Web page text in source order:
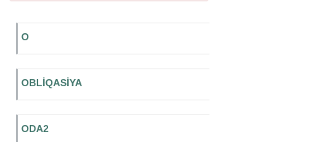
O
OBLİQASİYA
ODA2